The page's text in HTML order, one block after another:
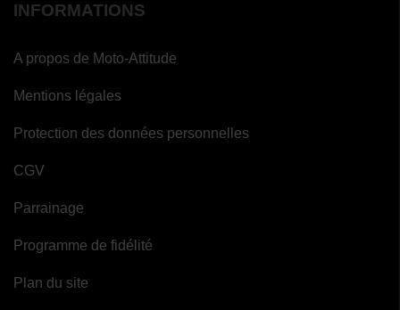
INFORMATIONS
A propos de Moto-Attitude
Mentions légales
Protection des données personnelles
CGV
Parrainage
Programme de fidélité
Plan du site